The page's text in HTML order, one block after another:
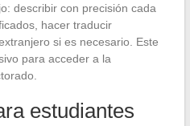
describir con precisión cada
hacer traducir
si es necesario. Este
para acceder a la
estudiantes